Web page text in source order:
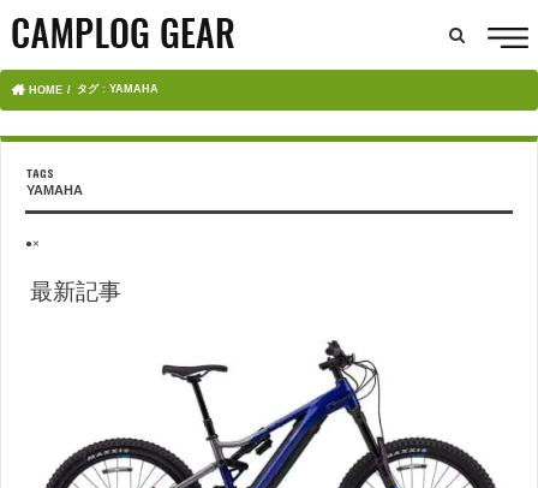
HOME タグ : YAMAHA
YAMAHA
●×
最新記事